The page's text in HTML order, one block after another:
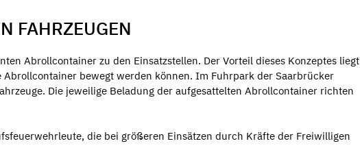
FAHRZEUGEN
Abrollcontainer zu den Einsatzstellen. Der Vorteil dieses Konzeptes liegt
bewegt werden können. Im Fuhrpark der Saarbrücker
Die jeweilige Beladung der aufgesattelten Abrollcontainer richten
die bei größeren Einsätzen durch Kräfte der Freiwilligen